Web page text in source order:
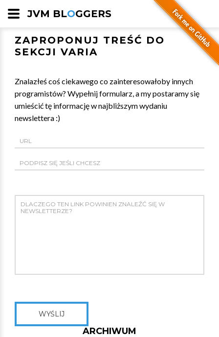
JVM BLOGGERS
ZAPROPONUJ TREŚĆ DO
SEKCJI VARIA
Znalazłeś coś ciekawego co zainteresowałoby innych
programistów? Wypełnij formularz, a my postaramy się
umieścić tę informację w najbliższym wydaniu
newslettera :)
WYŚLIJ
ARCHIWUM